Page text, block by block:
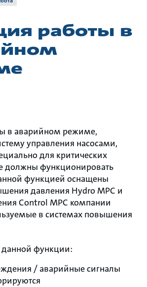
работы в
в аварийном режиме,
управления насосами,
для критических
должны функционировать
функцией оснащены
давления Hydro MPC и
Control MPC компании
в системах повышения
функции:
/ аварийные сигналы